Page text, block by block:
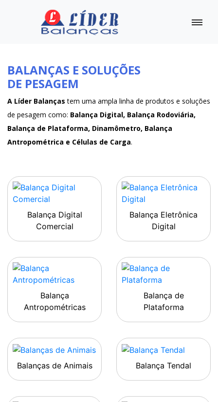
BALANÇAS E SOLUÇÕES
DE PESAGEM
A Líder Balanças tem uma ampla linha de produtos e soluções
de pesagem como: Balança Digital, Balança Rodoviária,
Balança de Plataforma, Dinamômetro, Balança
Antropométrica e Células de Carga.
Balança Digital
Comercial
Balança Eletrônica
Digital
Balança
Antropométricas
Balança de
Plataforma
Balanças de Animais Balança Tendal